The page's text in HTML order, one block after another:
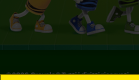
©2026Crayola® Tutti i diritti riservati.